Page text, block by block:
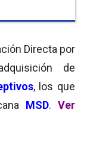
Directa por
de
, los que
MSD.Ver